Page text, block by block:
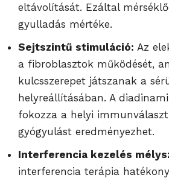
eltávolítását. Ezáltal
gyulladás mértéke.
Sejtszintű stimuláció: Az
a fibroblasztok működését,
kulcsszerepet játszanak a
helyreállításában. A
fokozza a helyi
gyógyulást eredményezhet.
Interferencia kezelés
interferencia terápia